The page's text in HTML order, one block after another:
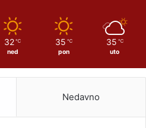
32 ℃
ned
35 ℃
pon
35 ℃
uto
Nedavno